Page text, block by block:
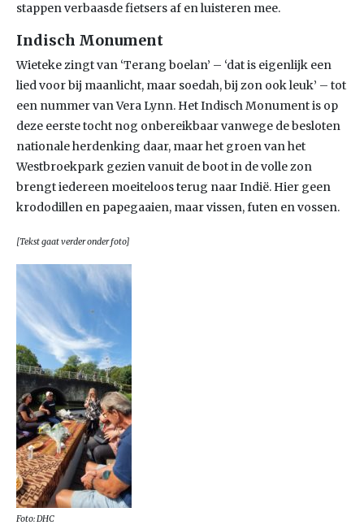
stappen verbaasde fietsers af en luisteren mee.
Indisch Monument
Wieteke zingt van ‘Terang boelan’ – ‘dat is eigenlijk een
lied voor bij maanlicht, maar soedah, bij zon ook leuk’ – tot
een nummer van Vera Lynn. Het Indisch Monument is op
deze eerste tocht nog onbereikbaar vanwege de besloten
nationale herdenking daar, maar het groen van het
Westbroekpark gezien vanuit de boot in de volle zon
brengt iedereen moeiteloos terug naar Indië. Hier geen
krododillen en papegaaien, maar vissen, futen en vossen.
[Tekst gaat verder onder foto]
Foto: DHC